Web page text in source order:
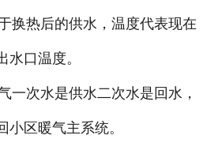
热后的供水，温度代表现在
水口温度。
次水是供水二次水是回水，
小区暖气主系统。